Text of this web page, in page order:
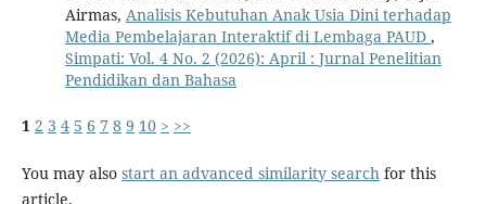
Airmas, Analisis Kebutuhan Anak Usia Dini terhadap
Media Pembelajaran Interaktif di Lembaga PAUD ,
Simpati: Vol. 4 No. 2 (2026): April : Jurnal Penelitian
Pendidikan dan Bahasa
1 2 3 4 5 6 7 8 9 10 > >>
You may also start an advanced similarity search for this
article.